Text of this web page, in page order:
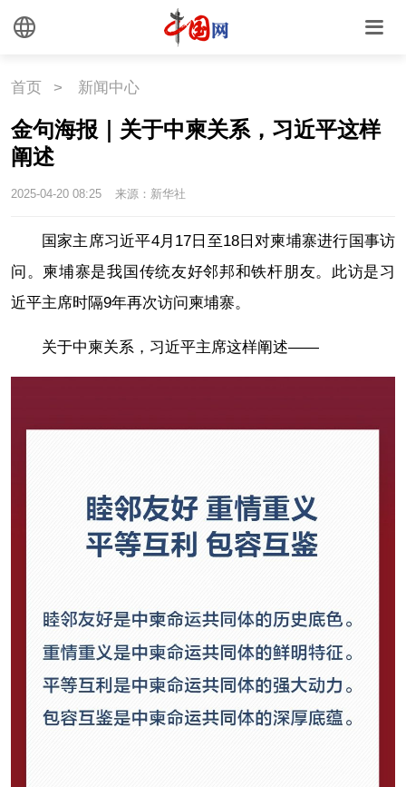
首页 > 新闻中心
金句海报｜关于中柬关系，习近平这样
阐述
2025-04-20 08:25 来源：新华社
国家主席习近平4月17日至18日对柬埔寨进行国事访
问。柬埔寨是我国传统友好邻邦和铁杆朋友。此访是习
近平主席时隔9年再次访问柬埔寨。
关于中柬关系，习近平主席这样阐述——